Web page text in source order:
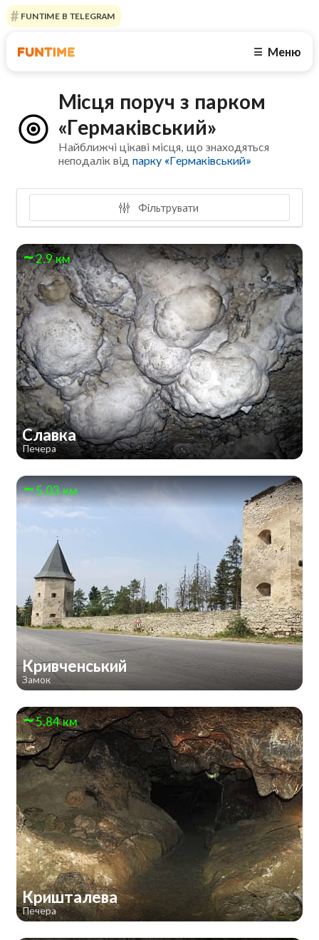
FUNTIME В TELEGRAM
☰ Меню
Місця поруч з парком
«Гермаківський»
Найближчі цікаві місця, що знаходяться
неподалік відпарку «Гермаківський»
Фільтрувати
2.9 км
Славка
Печера
5.03 км
Кривченський
Замок
5.84 км
Кришталева
Печера